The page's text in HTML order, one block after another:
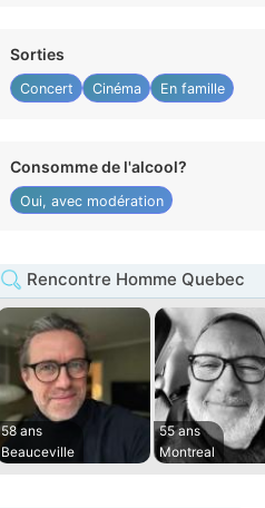
Sorties
Concert Cinéma En famille
Consomme de l'alcool?
Oui, avec modération
Rencontre Homme Quebec
58 ans
Beauceville
55 ans
Montreal